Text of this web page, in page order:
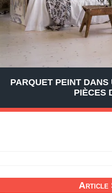
PARQUET PEINT
PIÈCES
Article